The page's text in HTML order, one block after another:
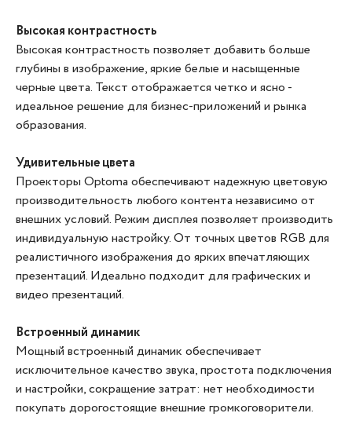
Высокая контрастность
Высокая контрастность позволяет добавить больше
глубины в изображение, яркие белые и насыщенные
черные цвета. Текст отображается четко и ясно -
идеальное решение для бизнес-приложений и рынка
образования.
Удивительные цвета
Проекторы Optoma обеспечивают надежную цветовую
производительность любого контента независимо от
внешних условий. Режим дисплея позволяет производить
индивидуальную настройку. От точных цветов RGB для
реалистичного изображения до ярких впечатляющих
презентаций. Идеально подходит для графических и
видео презентаций.
Встроенный динамик
Мощный встроенный динамик обеспечивает
исключительное качество звука, простота подключения
и настройки, сокращение затрат: нет необходимости
покупать дорогостоящие внешние громкоговорители.